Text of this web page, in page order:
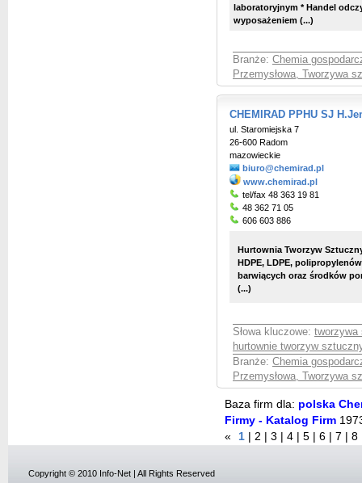
laboratoryjnym * Handel
wyposażeniem (...)
Branże: Chemia
Przemysłowa, Tworzywa
CHEMIRAD PPHU SJ
ul. Staromiejska 7
26-600 Radom
mazowieckie
biuro@chemirad.pl
www.chemirad.pl
tel/fax 48 363 19 81
48 362 71 05
606 603 886
Hurtownia Tworzyw
HDPE, LDPE,
barwiących oraz środków
(...)
Słowa kluczowe: tworzywa
hurtownie tworzyw
Branże: Chemia
Przemysłowa, Tworzywa
Baza firm dla: polska
Firmy - Katalog Firm
«
1 2 3 4 5 6 7 8
Copyright © 2010 Info-Net | All Rights Reserved